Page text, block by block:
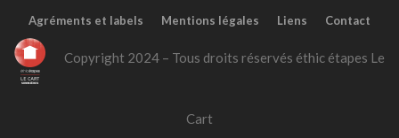
Agréments et labels Mentions légales Liens Contact
Copyright 2024 – Tous droits réservés éthic étapes Le
Cart